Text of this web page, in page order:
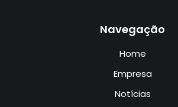
Navegação
Home
Empresa
Notícias